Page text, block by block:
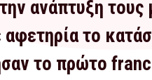
ανάπτυξη
αφετηρία το
το πρώτο